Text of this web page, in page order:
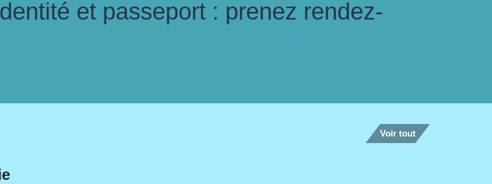
et passeport : prenez rendez-
Voir tout